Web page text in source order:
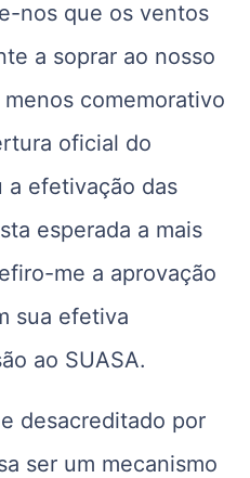
nos que os ventos
a soprar ao nosso
comemorativo
oficial do
a efetivação das
esperada a mais
me a aprovação
sua efetiva
ao SUASA.
desacreditado por
ser um mecanismo